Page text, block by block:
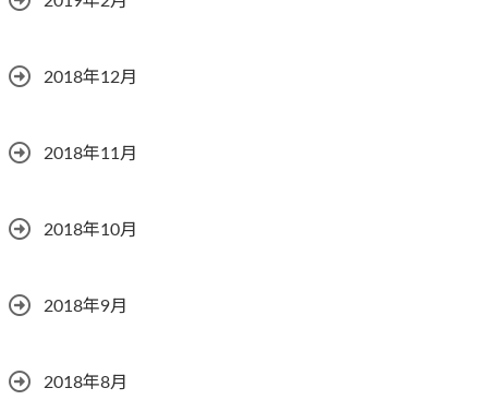
2018年12月
2018年11月
2018年10月
2018年9月
2018年8月